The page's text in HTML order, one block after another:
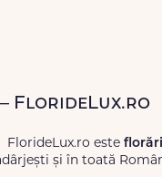
FlorideLux.ro
FlorideLux.ro este
și în toată